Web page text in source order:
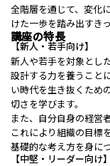
全階層を通じて、変化
けた一歩を踏み出すき
講座の特長
【新人・若手向け】
新人や若手を対象とし
設計する力を養うこと
い時代を生き抜くため
切さを学びます。
また、自分自身の経営
これにより組織の目標
基礎的な考え方を身につ
【中堅・リーダー向け】